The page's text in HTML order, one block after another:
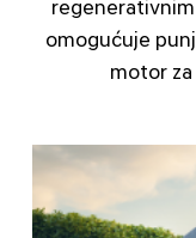
omogućuje
motor